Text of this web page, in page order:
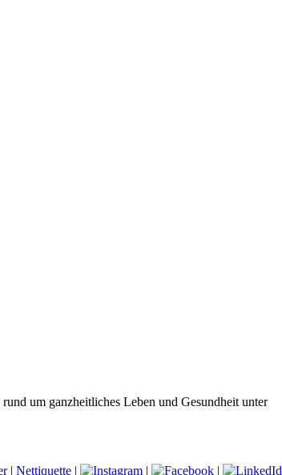
um ganzheitliches Leben und Gesundheit unter
Nettiquette